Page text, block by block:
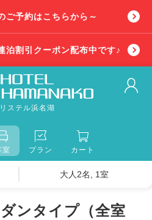
ご予約はこちらから～
割引クーポン配布中です♪
ステル浜名湖
室 プラン カート
大人2名, 1室
ンタイプ（全室